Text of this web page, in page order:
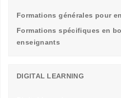
Formations générales pour
Formations spécifiques en
enseignants
DIGITAL LEARNING